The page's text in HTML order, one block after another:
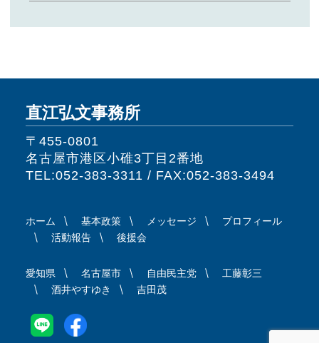
直江弘文事務所
〒455-0801
名古屋市港区小碓3丁目2番地
TEL:052-383-3311 / FAX:052-383-3494
ホーム 基本政策 メッセージ
プロフィール
活動報告
後援会
愛知県 名古屋市 自由民主党
工藤彰三
酒井やすゆき
吉田茂